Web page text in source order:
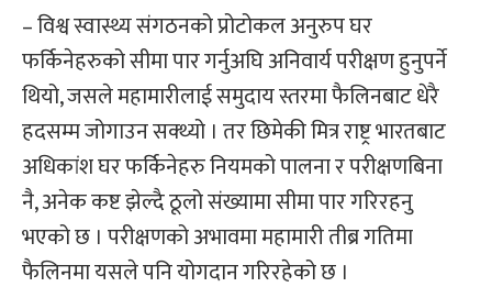
– विश्व स्वास्थ्य संगठनको प्रोटोकल अनुरुप घर
फर्किनेहरुको सीमा पार गर्नुअघि अनिवार्य परीक्षण हुनुपर्ने
थियो, जसले महामारीलाई समुदाय स्तरमा फैलिनबाट धेरै
हदसम्म जोगाउन सक्थ्यो । तर छिमेकी मित्र राष्ट्र भारतबाट
अधिकांश घर फर्किनेहरु नियमको पालना र परीक्षणबिना
नै, अनेक कष्ट झेल्दै ठूलो संख्यामा सीमा पार गरिरहनु
भएको छ । परीक्षणको अभावमा महामारी तीब्र गतिमा
फैलिनमा यसले पनि योगदान गरिरहेको छ ।